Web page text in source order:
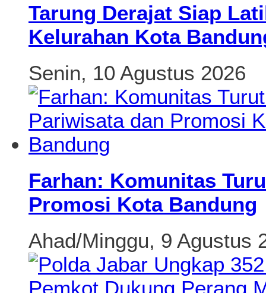
Tarung Derajat Siap
Kelurahan Kota
Senin, 10 Agustus 2026
Farhan: Komunitas
Promosi Kota Bandung
Ahad/Minggu, 9 Agustus